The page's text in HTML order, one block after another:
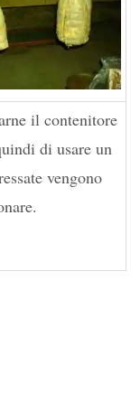
il contenitore
di usare un
vengono